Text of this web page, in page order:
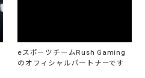
eスポーツチームRush Gaming
のオフィシャルパートナーです